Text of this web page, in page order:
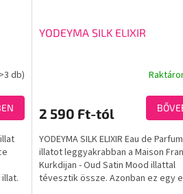
db)
illat.
YODEYMA SILK ELIXIR
értékelése
ből
3,4
csillag.
2 590 Ft-tól
YODEYMA SILK ELIXIR Eau de
illatot leggyakrabban a Maison
Kurkdijan - Oud Satin Mood illattal
tévesztik össze. Azonban ez egy